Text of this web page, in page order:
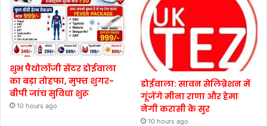
शुभ पैथोलॉजी सेंटर डोईवाला
का बड़ा तोहफा, मुफ्त शुगर-
बीपी जांच सुविधा शुरू
10 hours ago
डोईवाला: सावन सेलिब्रेशन में
गूंजेंगे मीना राणा और हेमा
नेगी करासी के सुर
10 hours ago